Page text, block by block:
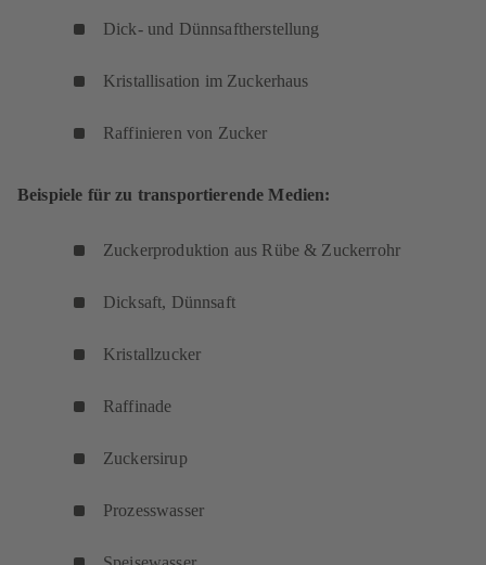
Dick- und Dünnsaftherstellung
Kristallisation im Zuckerhaus
Raffinieren von Zucker
Beispiele für zu transportierende Medien:
Zuckerproduktion aus Rübe & Zuckerrohr
Dicksaft, Dünnsaft
Kristallzucker
Raffinade
Zuckersirup
Prozesswasser